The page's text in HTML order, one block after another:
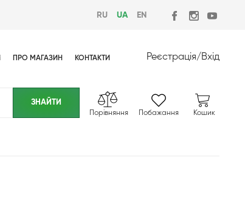
RU UA EN
ПРО МАГАЗИН КОНТАКТИ Реєстрація/Вхід
Порівняння Побажання Кошик